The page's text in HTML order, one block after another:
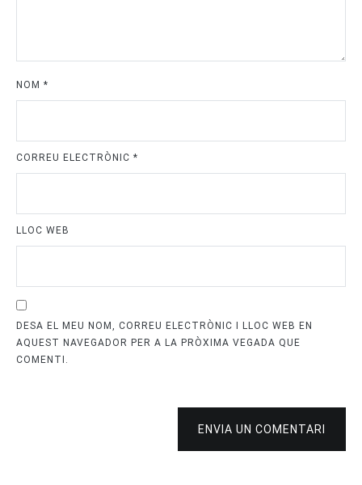
NOM *
CORREU ELECTRÒNIC *
LLOC WEB
DESA EL MEU NOM, CORREU ELECTRÒNIC I LLOC WEB EN
AQUEST NAVEGADOR PER A LA PRÒXIMA VEGADA QUE
COMENTI.
ENVIA UN COMENTARI